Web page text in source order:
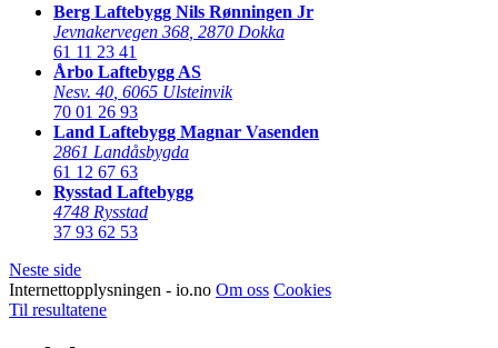
Berg Laftebygg Nils Rønningen Jr
Jevnakervegen 368 2870 Dokka
61 11 23 41
Årbo Laftebygg AS
Nesv. 40 6065 Ulsteinvik
70 01 26 93
Land Laftebygg Magnar Vasenden
2861 Landåsbygda
61 12 67 63
Rysstad Laftebygg
4748 Rysstad
37 93 62 53
Neste side
Internettopplysningen - io.no Om oss Cookies
Til resultatene